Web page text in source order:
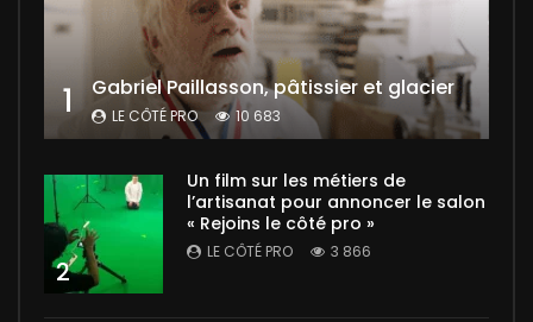
1 Gabriel Paillasson, pâtissier et glacier
LE CÔTÉ PRO 10 683
2
Un film sur les métiers de
l’artisanat pour annoncer le salon
« Rejoins le côté pro »
LE CÔTÉ PRO 3 866